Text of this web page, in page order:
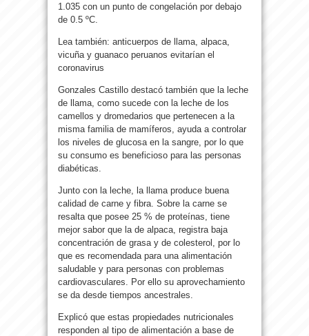
1.035 con un punto de congelación por debajo
de 0.5 ºC.
Lea también: anticuerpos de llama, alpaca,
vicuña y guanaco peruanos evitarían el
coronavirus
Gonzales Castillo destacó también que la leche
de llama, como sucede con la leche de los
camellos y dromedarios que pertenecen a la
misma familia de mamíferos, ayuda a controlar
los niveles de glucosa en la sangre, por lo que
su consumo es beneficioso para las personas
diabéticas.
Junto con la leche, la llama produce buena
calidad de carne y fibra. Sobre la carne se
resalta que posee 25 % de proteínas, tiene
mejor sabor que la de alpaca, registra baja
concentración de grasa y de colesterol, por lo
que es recomendada para una alimentación
saludable y para personas con problemas
cardiovasculares. Por ello su aprovechamiento
se da desde tiempos ancestrales.
Explicó que estas propiedades nutricionales
responden al tipo de alimentación a base de